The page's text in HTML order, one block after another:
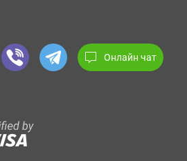
Онлайн чат